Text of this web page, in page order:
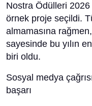
Nostra Ödülleri
örnek proje seçildi.
almamasına
sayesinde bu yılın
biri oldu.
Sosyal medya
başarı